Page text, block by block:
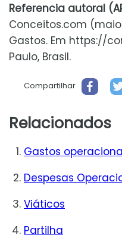
Referencia autoral
Conceitos.com
Gastos. Em https://
Paulo, Brasil.
Compartilhar
Relacionados
Gastos
Despesas
Viáticos
Partilha